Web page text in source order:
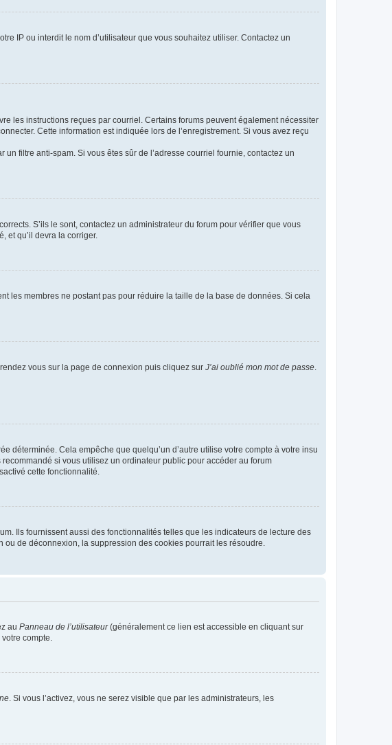
IP ou interdit le nom d’utilisateur que vous souhaitez utiliser. Contactez un
les instructions reçues par courriel. Certains forums peuvent également nécessiter
Cette information est indiquée lors de l’enregistrement. Si vous avez reçu
filtre anti-spam. Si vous êtes sûr de l’adresse courriel fournie, contactez un
S’ils le sont, contactez un administrateur du forum pour vérifier que vous
et qu’il devra la corriger.
les membres ne postant pas pour réduire la taille de la base de données. Si cela
vous sur la page de connexion puis cliquez sur J’ai oublié mon mot de passe.
déterminée. Cela empêche que quelqu’un d’autre utilise votre compte à votre insu
recommandé si vous utilisez un ordinateur public pour accéder au forum
cette fonctionnalité.
Ils fournissent aussi des fonctionnalités telles que les indicateurs de lecture des
de déconnexion, la suppression des cookies pourrait les résoudre.
au Panneau de l’utilisateur(généralement ce lien est accessible en cliquant sur
compte.
. Si vous l’activez, vous ne serez visible que par les administrateurs, les